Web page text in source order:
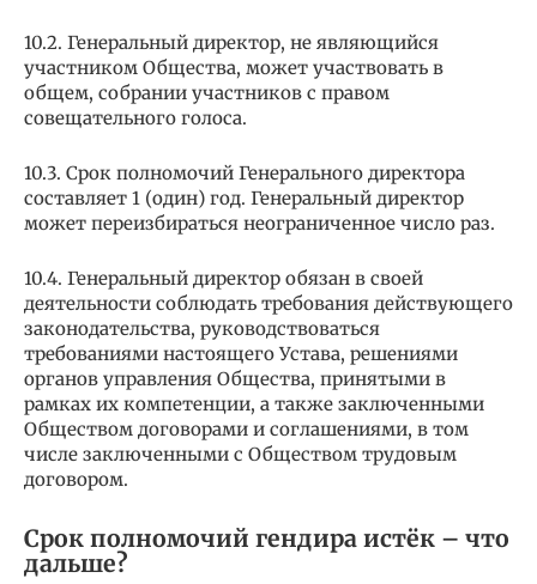
10.2. Генеральный директор, не являющийся
участником Общества, может участвовать в
общем, собрании участников с правом
совещательного голоса.
10.3. Срок полномочий Генерального директора
составляет 1 (один) год. Генеральный директор
может переизбираться неограниченное число раз.
10.4. Генеральный директор обязан в своей
деятельности соблюдать требования действующего
законодательства, руководствоваться
требованиями настоящего Устава, решениями
органов управления Общества, принятыми в
рамках их компетенции, а также заключенными
Обществом договорами и соглашениями, в том
числе заключенными с Обществом трудовым
договором.
Срок полномочий гендира истёк – что
дальше?